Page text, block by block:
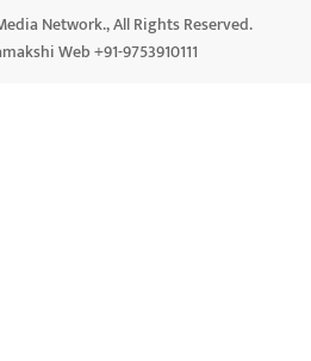
Network., All Rights Reserved.
Web +91-9753910111